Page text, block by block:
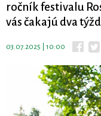
ročník festivalu
vás čakajú dva
03.07.2025 | 10:00